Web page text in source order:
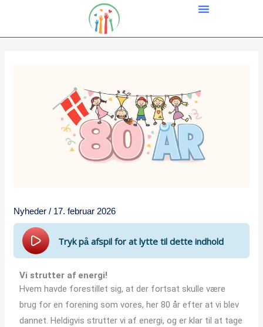
indholdet
Nyheder / 17. februar 2026
Tryk på afspil for at lytte til dette indhold
Vi strutter af energi!
Hvem havde forestillet sig, at der fortsat skulle være
brug for en forening som vores, her 80 år efter at vi blev
dannet. Heldigvis strutter vi af energi, og er klar til at tage